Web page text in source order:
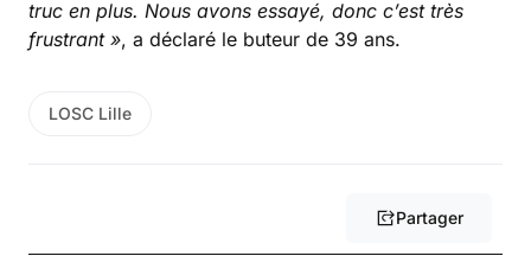
truc en plus. Nous avons essayé, donc c’est très
frustrant », a déclaré le buteur de 39 ans.
LOSC Lille
Partager